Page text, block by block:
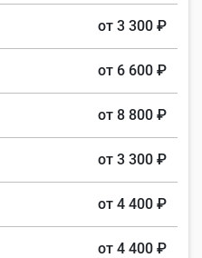
от 3 300 ₽
от 6 600 ₽
от 8 800 ₽
от 3 300 ₽
от 4 400 ₽
от 4 400 ₽